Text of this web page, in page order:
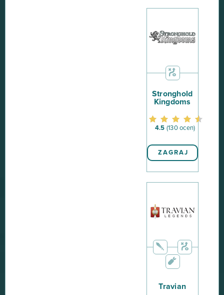
Stronghold
Kingdoms
4.5 (130 ocen)
ZAGRAJ
Travian